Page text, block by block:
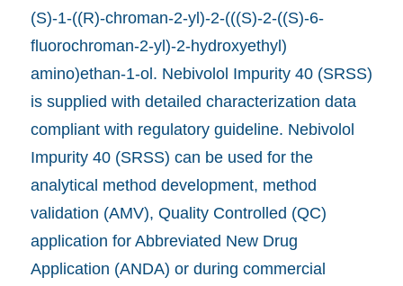
(S)-1-((R)-chroman-2-yl)-2-(((S)-2-((S)-6-
fluorochroman-2-yl)-2-hydroxyethyl)
amino)ethan-1-ol. Nebivolol Impurity 40 (SRSS)
is supplied with detailed characterization data
compliant with regulatory guideline. Nebivolol
Impurity 40 (SRSS) can be used for the
analytical method development, method
validation (AMV), Quality Controlled (QC)
application for Abbreviated New Drug
Application (ANDA) or during commercial